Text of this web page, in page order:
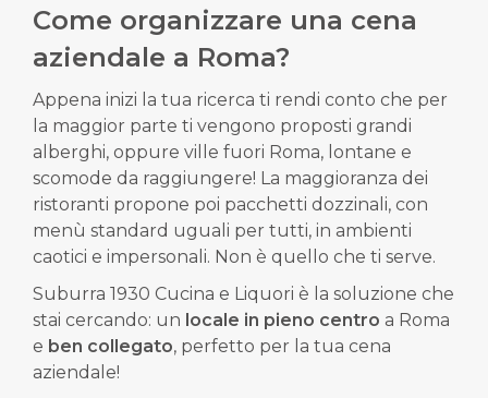
Come organizzare una cena
aziendale a Roma?
Appena inizi la tua ricerca ti rendi conto che per
la maggior parte ti vengono proposti grandi
alberghi, oppure ville fuori Roma, lontane e
scomode da raggiungere! La maggioranza dei
ristoranti propone poi pacchetti dozzinali, con
menù standard uguali per tutti, in ambienti
caotici e impersonali. Non è quello che ti serve.
Suburra 1930 Cucina e Liquori è la soluzione che
stai cercando: un locale in pieno centro a Roma
e ben collegato, perfetto per la tua cena
aziendale!